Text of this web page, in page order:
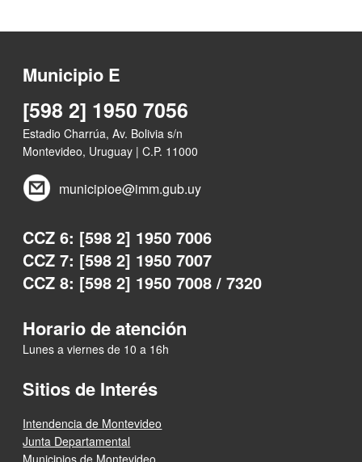
Municipio E
[598 2] 1950 7056
Estadio Charrúa, Av. Bolivia s/n
Montevideo, Uruguay | C.P. 11000
municipioe@imm.gub.uy
CCZ 6: [598 2] 1950 7006
CCZ 7: [598 2] 1950 7007
CCZ 8: [598 2] 1950 7008 / 7320
Horario de atención
Lunes a viernes de 10 a 16h
Sitios de Interés
Intendencia de Montevideo
Junta Departamental
Municipios de Montevideo